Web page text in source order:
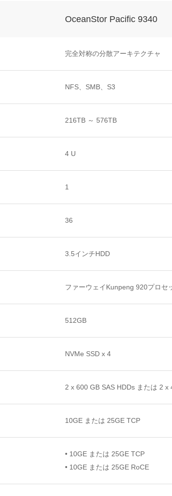
OceanStor Pacific 9340
完全対称の分散アーキテクチャ
NFS、SMB、S3
216TB ～ 576TB
4 U
1
36
3.5インチHDD
ファーウェイKunpeng 920プロセ
512GB
NVMe SSD x 4
2 x 600 GB SAS HDDs または 2 x
10GE または 25GE TCP
• 10GE または 25GE TCP
• 10GE または 25GE RoCE